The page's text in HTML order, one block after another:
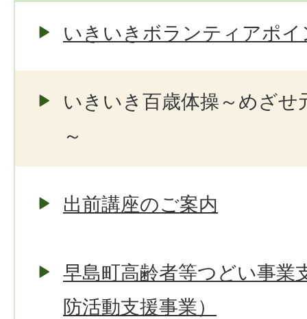
いきいきボランティアポイ
いきいき百歳体操～めざせ
～
出前講座のご案内
早島町高齢者等つどい事業
防活動支援事業）